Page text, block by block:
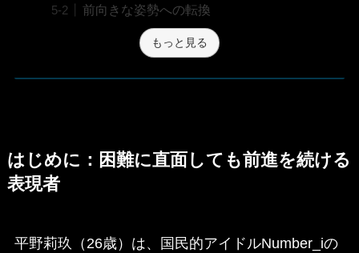
前向きな姿勢への転換
もっと見る
はじめに：困難に直面しても前進を続ける
表現者
平野莉玖（26歳）は、国民的アイドルNumber_iの